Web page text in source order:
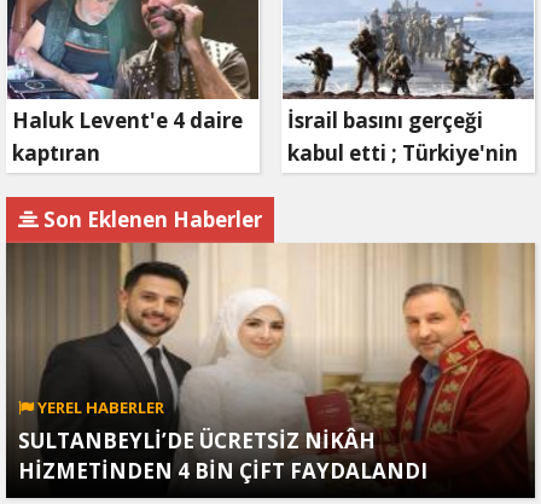
Haluk Levent'e 4 daire
kaptıran
savcılıkta aldı
İsrail basını gerçeği
kabul etti ; Türkiye'nin
Son Eklenen Haberler
YEREL HABERLER
SULTANBEYLİ’DE ÜCRETSİZ NİKÂH
HİZMETİNDEN 4 BİN ÇİFT FAYDALANDI